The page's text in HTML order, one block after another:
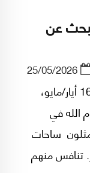
عن
25/05/2026
أنهت حركة فتح مؤتمرها الثامن، في 16 أيار/مايو،
الله في
2595 عضواً يمثلون ساحات
تنافس منهم